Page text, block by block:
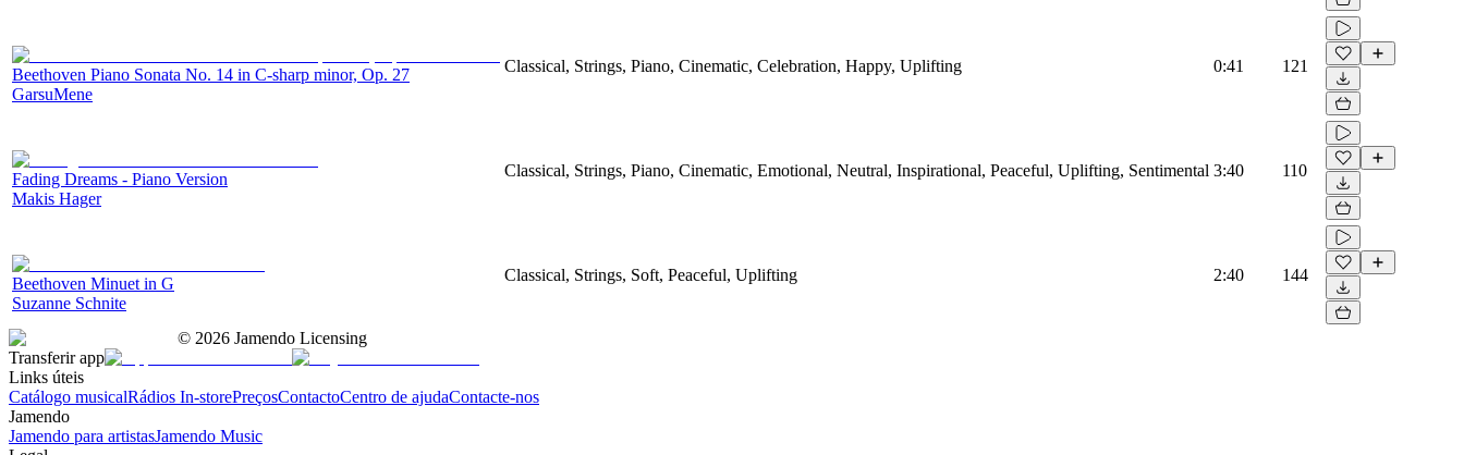
Beethoven Piano Sonata No. 14 in C-sharp minor, Op. 27
GarsuMene
Classical, Strings, Piano, Cinematic, Celebration, Happy, Uplifting 0:41 121
Fading Dreams - Piano Version
Makis Hager
Classical, Strings, Piano, Cinematic, Emotional, Neutral, Inspirational, Peaceful, Uplifting, Sentimental 3:40 110
Beethoven Minuet in G
Suzanne Schnite
Classical, Strings, Soft, Peaceful, Uplifting 2:40 144
© 2026 Jamendo Licensing
Transferir app
Links úteis
Catálogo musicalRádios In-storePreçosContactoCentro de ajudaContacte-nos
Jamendo
Jamendo para artistasJamendo Music